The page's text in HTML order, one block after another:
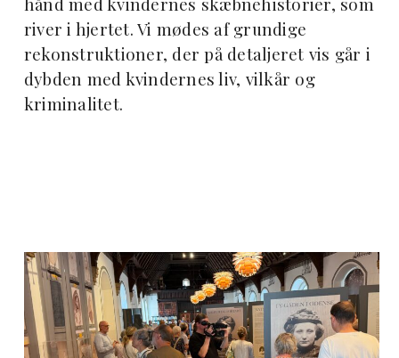
river i hjertet. Vi mødes af grundige
rekonstruktioner, der på detaljeret vis går i
dybden med kvindernes liv, vilkår og
kriminalitet.